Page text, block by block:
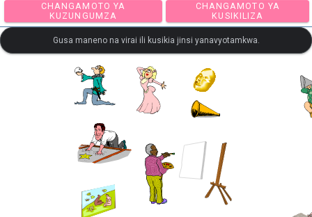
CHANGAMOTO YA
KUZUNGUMZA
CHANGAMOTO
KUSIKILIZA
Gusa maneno na virai ili kusikia jinsi yanavyotamkwa.